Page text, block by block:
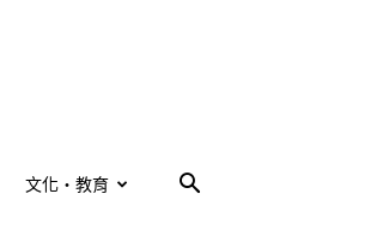
文化・教育